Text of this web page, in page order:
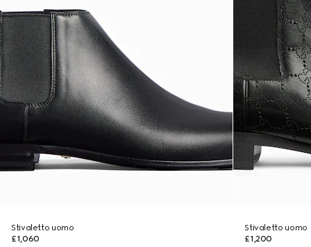
Stivaletto uomo
£1,060
Stivaletto uomo
£1,200